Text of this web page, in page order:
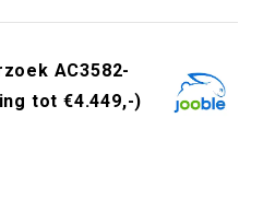
AC3582-
tot €4.449,-)